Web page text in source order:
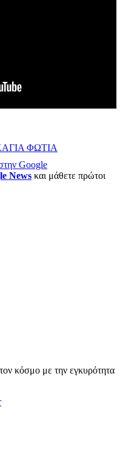
ΦΩΤΙΑ
Google
News και μάθετε πρώτοι
κόσμο με την εγκυρότητα